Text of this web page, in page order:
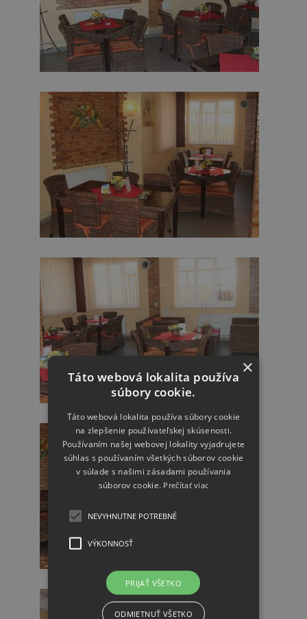
×
Táto webová lokalita používa
súbory cookie.
Táto webová lokalita používa súbory cookie
na zlepšenie používateľskej skúsenosti.
Používaním našej webovej lokality vyjadrujete
súhlas s používaním všetkých súborov cookie
v súlade s našimi zásadami používania
súborov cookie. Prečítať viac
NEVYHNUTNE POTREBNÉ
VÝKONNOSŤ
PRIJAŤ VŠETKO
ODMIETNUŤ VŠETKO